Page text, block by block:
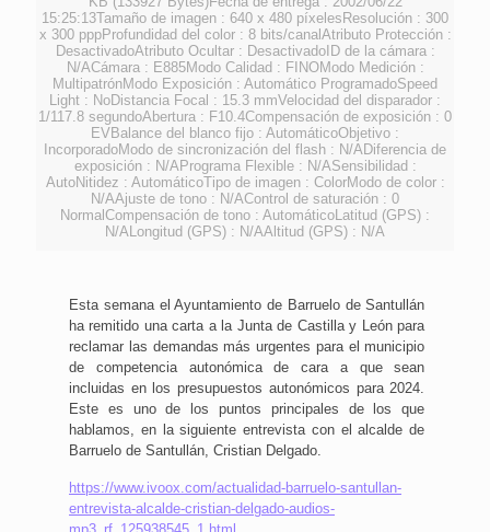
15:25:13Tamaño de imagen : 640 x 480 píxelesResolución : 300
x 300 pppProfundidad del color : 8 bits/canalAtributo Protección :
DesactivadoAtributo Ocultar : DesactivadoID de la cámara :
N/ACámara : E885Modo Calidad : FINOModo Medición :
MultipatrónModo Exposición : Automático ProgramadoSpeed
Light : NoDistancia Focal : 15.3 mmVelocidad del disparador :
1/117.8 segundoAbertura : F10.4Compensación de exposición : 0
EVBalance del blanco fijo : AutomáticoObjetivo :
IncorporadoModo de sincronización del flash : N/ADiferencia de
exposición : N/APrograma Flexible : N/ASensibilidad :
AutoNitidez : AutomáticoTipo de imagen : ColorModo de color :
N/AAjuste de tono : N/AControl de saturación : 0
NormalCompensación de tono : AutomáticoLatitud (GPS) :
N/ALongitud (GPS) : N/AAltitud (GPS) : N/A
Esta semana el Ayuntamiento de Barruelo de Santullán
ha remitido una carta a la Junta de Castilla y León para
reclamar las demandas más urgentes para el municipio
de competencia autonómica de cara a que sean
incluidas en los presupuestos autonómicos para 2024.
Este es uno de los puntos principales de los que
hablamos, en la siguiente entrevista con el alcalde de
Barruelo de Santullán, Cristian Delgado.
https://www.ivoox.com/actualidad-barruelo-santullan-
entrevista-alcalde-cristian-delgado-audios-